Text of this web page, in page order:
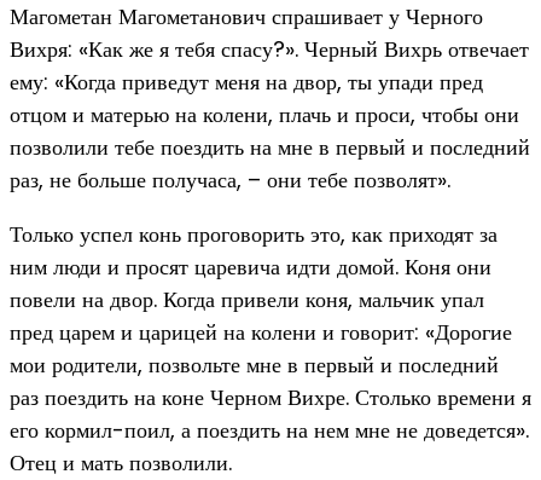
Магометан Магометанович спрашивает у Черного
Вихря: «Как же я тебя спасу?». Черный Вихрь отвечает
ему: «Когда приведут меня на двор, ты упади пред
отцом и матерью на колени, плачь и проси, чтобы они
позволили тебе поездить на мне в первый и последний
раз, не больше получаса, – они тебе позволят».
Только успел конь проговорить это, как приходят за
ним люди и просят царевича идти домой. Коня они
повели на двор. Когда привели коня, мальчик упал
пред царем и царицей на колени и говорит: «Дорогие
мои родители, позвольте мне в первый и последний
раз поездить на коне Черном Вихре. Столько времени я
его кормил-поил, а поездить на нем мне не доведется».
Отец и мать позволили.